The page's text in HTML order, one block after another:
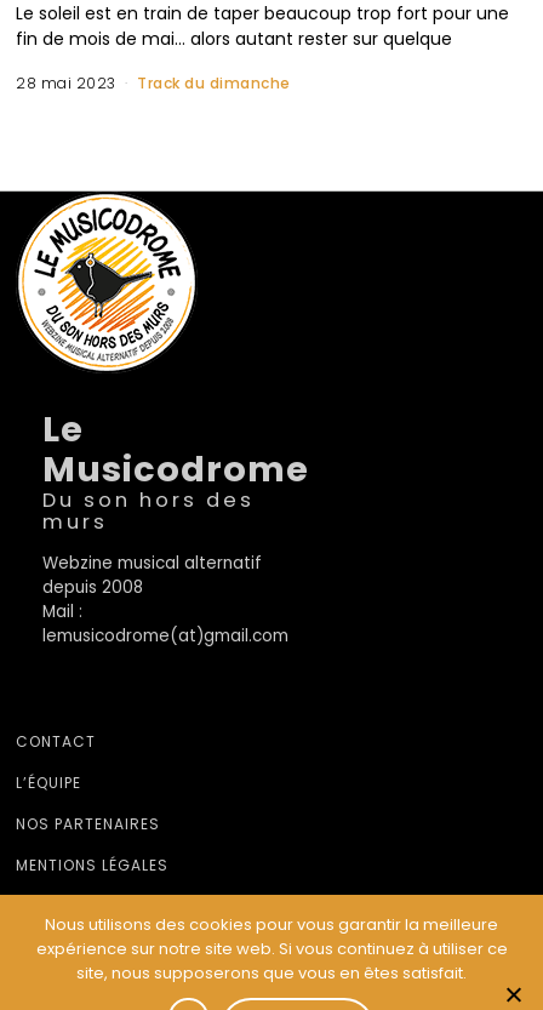
Le soleil est en train de taper beaucoup trop fort pour une
fin de mois de mai… alors autant rester sur quelque
28 mai 2023 Track du dimanche
Le
Musicodrome
Du son hors des
murs
Webzine musical alternatif
depuis 2008
Mail :
lemusicodrome(at)gmail.com
CONTACT
L’ÉQUIPE
NOS PARTENAIRES
MENTIONS LÉGALES
© Le Musicodrome 2022 - Webdesign :Cereal Concept
Nous utilisons des cookies pour vous garantir la meilleure
expérience sur notre site web. Si vous continuez à utiliser ce
site, nous supposerons que vous en êtes satisfait.